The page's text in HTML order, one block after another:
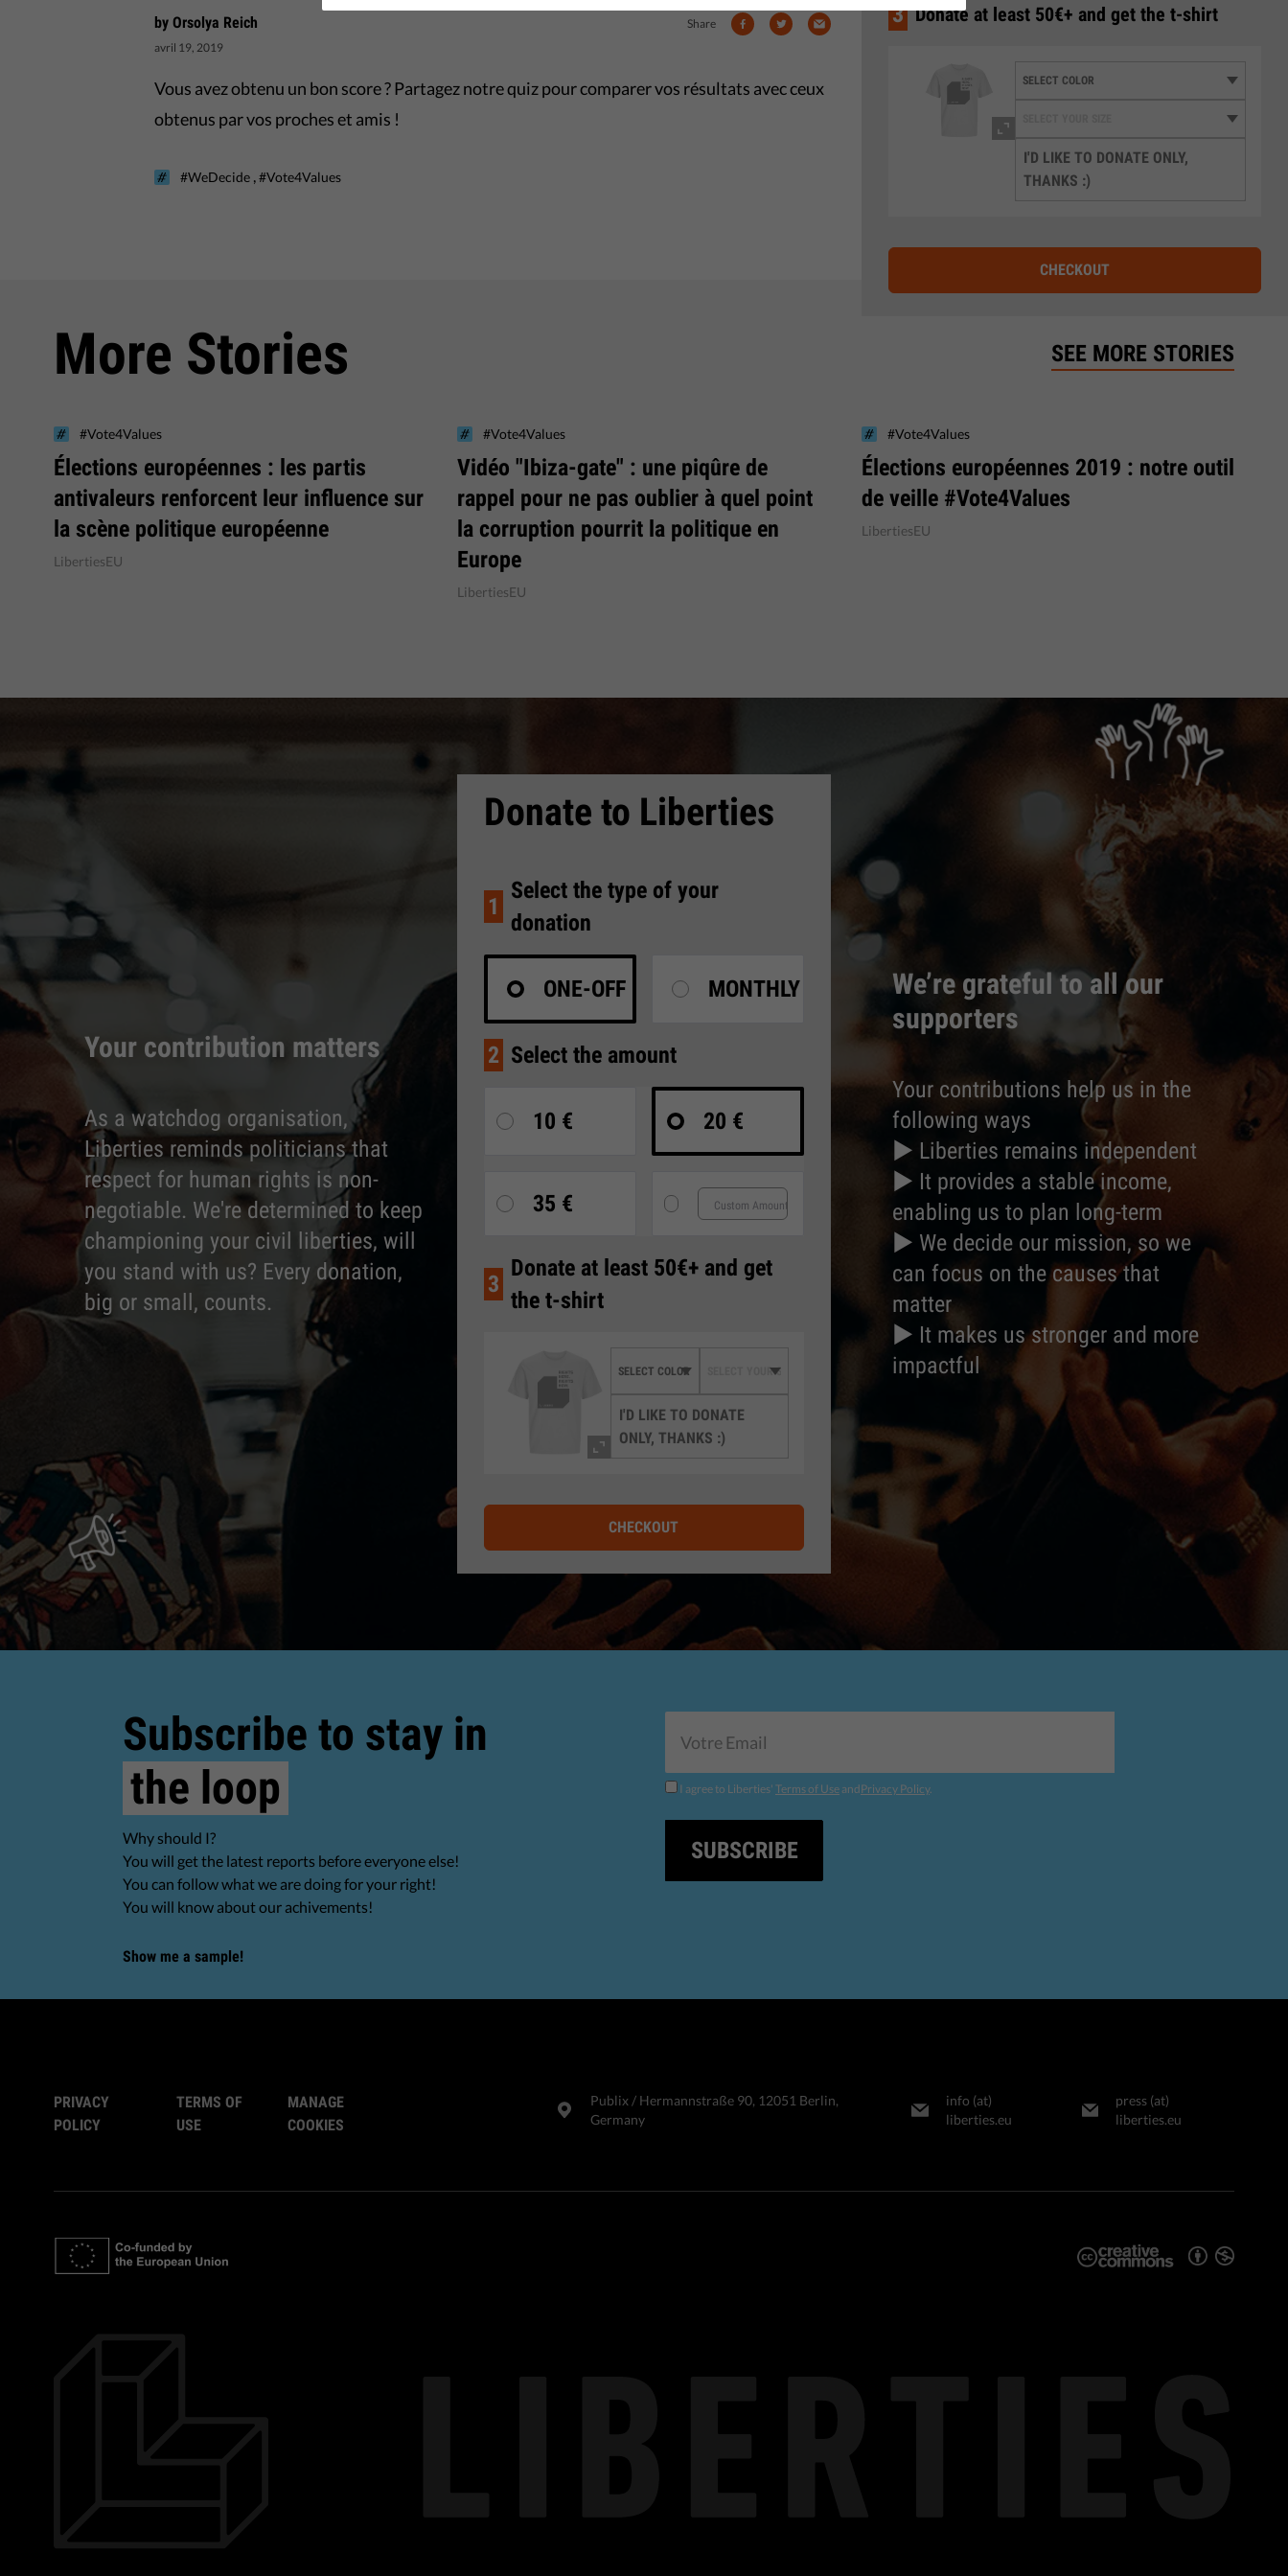
by Orsolya Reich
avril 19, 2019
Share
Vous avez obtenu un bon score ? Partagez notre quiz pour comparer vos résultats avec ceux
obtenus par vos proches et amis !
#WeDecide ,#Vote4Values
3 Donate at least 50€+ and get the t-shirt
I'D LIKE TO DONATE ONLY,
THANKS :)
CHECKOUT
More Stories SEE MORE STORIES
#Vote4Values
Élections européennes : les partis
antivaleurs renforcent leur influence sur
la scène politique européenne
LibertiesEU
#Vote4Values
Vidéo "Ibiza-gate" : une piqûre de
rappel pour ne pas oublier à quel point
la corruption pourrit la politique en
Europe
LibertiesEU
#Vote4Values
​Élections européennes 2019 : notre outil
de veille #Vote4Values
LibertiesEU
Your contribution matters
As a watchdog organisation,
Liberties reminds politicians that
respect for human rights is non-
negotiable. We're determined to keep
championing your civil liberties, will
you stand with us? Every donation,
big or small, counts.
Donate to Liberties
1
Select the type of your
donation
ONE-OFF MONTHLY
2 Select the amount
10 € 20 €
35 €
3
Donate at least 50€+ and get
the t-shirt
I'D LIKE TO DONATE
ONLY, THANKS :)
CHECKOUT
We’re grateful to all our
supporters
Your contributions help us in the
following ways
► Liberties remains independent
► It provides a stable income,
enabling us to plan long-term
► We decide our mission, so we
can focus on the causes that
matter
► It makes us stronger and more
impactful
Subscribe to stay in
the loop
Why should I?
You will get the latest reports before everyone else!
You can follow what we are doing for your right!
You will know about our achivements!
Show me a sample!
I agree to Liberties' Terms of Use andPrivacy Policy.
SUBSCRIBE
PRIVACY
POLICY
TERMS OF
USE
MANAGE
COOKIES
Publix​ / Hermannstraße 90, 12051 Berlin,
Germany
info (at)
liberties.eu
press (at)
liberties.eu